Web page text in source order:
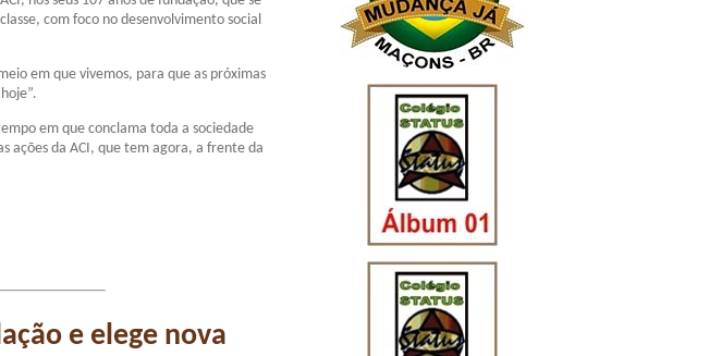
com foco no desenvolvimento social
em que vivemos, para que as próximas
em que conclama toda a sociedade
ações da ACI, que tem agora, a frente da
e elege nova